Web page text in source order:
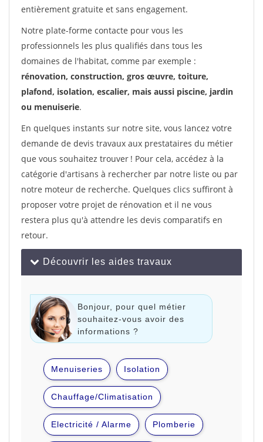
entièrement gratuite et sans engagement.
Notre plate-forme contacte pour vous les
professionnels les plus qualifiés dans tous les
domaines de l'habitat, comme par exemple :
rénovation, construction, gros œuvre, toiture,
plafond, isolation, escalier, mais aussi piscine, jardin
ou menuiserie.
En quelques instants sur notre site, vous lancez votre
demande de devis travaux aux prestataires du métier
que vous souhaitez trouver ! Pour cela, accédez à la
catégorie d'artisans à rechercher par notre liste ou par
notre moteur de recherche. Quelques clics suffiront à
proposer votre projet de rénovation et il ne vous
restera plus qu'à attendre les devis comparatifs en
retour.